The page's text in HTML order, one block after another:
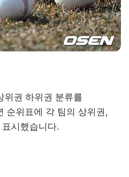
위권 하위권 분류를
순위표에 각 팀의 상위권,
시했습니다.